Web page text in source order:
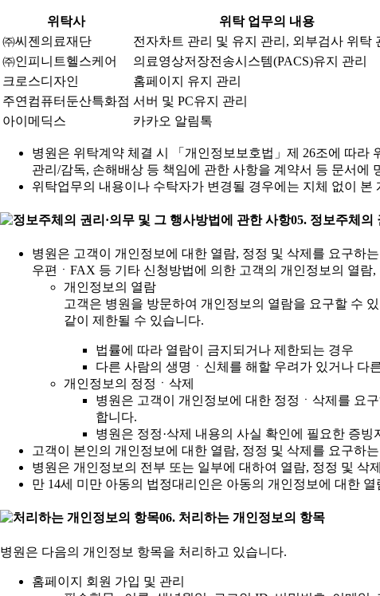
위탁사 위탁 업무의 내용
㈜씨젠의료재단
전자차트 관리 및 유지 관리, 외부검사 위탁
㈜인피니트헬스케어
의료영상저장전송시스템(PACS)유지 관리
크로스디자인
홈페이지 유지 관리
주연컴퓨터둔산특화점 서버 및 PC유지 관리
아이메딕스
카카오 알림톡
병원은 위탁계약 체결 시 「개인정보보호법」제 26조에 따
관리/감독, 손해배상 등 책임에 관한 사항을 계약서 등 문서
위탁업무의 내용이나 수탁자가 변경될 경우에는 지체 없이
05. 정보주체의
병원은 고객이 개인정보에 대한 열람, 정정 및 삭제를 요구하
우편ㆍFAX 등 기타 신청방법에 의한 고객의 개인정보의 열람
개인정보의 열람
고객은 병원을 방문하여 개인정보의 열람을 요구할 수
같이 제한될 수 있습니다.
법률에 따라 열람이 금지되거나 제한되는 경우
다른 사람의 생명ㆍ신체를 해할 우려가 있거나 다
개인정보의 정정ㆍ삭제
병원은 고객이 개인정보에 대한 정정ㆍ삭제를 요
합니다.
병원은 정정·삭제 내용의 사실 확인에 필요한 증
고객이 본인의 개인정보에 대한 열람, 정정 및 삭제를 요구하
병원은 개인정보의 전부 또는 일부에 대하여 열람, 정정 및
만 14세 미만 아동의 법정대리인은 아동의 개인정보에 대한
06. 처리하는 개인정보의 항목
병원은 다음의 개인정보 항목을 처리하고 있습니다.
홈페이지 회원 가입 및 관리